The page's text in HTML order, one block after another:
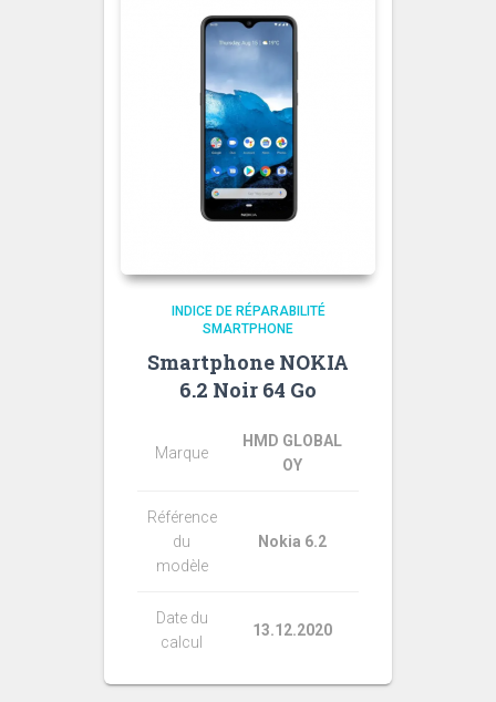
INDICE DE RÉPARABILITÉ
SMARTPHONE
Smartphone NOKIA
6.2 Noir 64 Go
Marque
HMD GLOBAL
OY
Référence
du
modèle
Nokia 6.2
Date du
calcul
13.12.2020